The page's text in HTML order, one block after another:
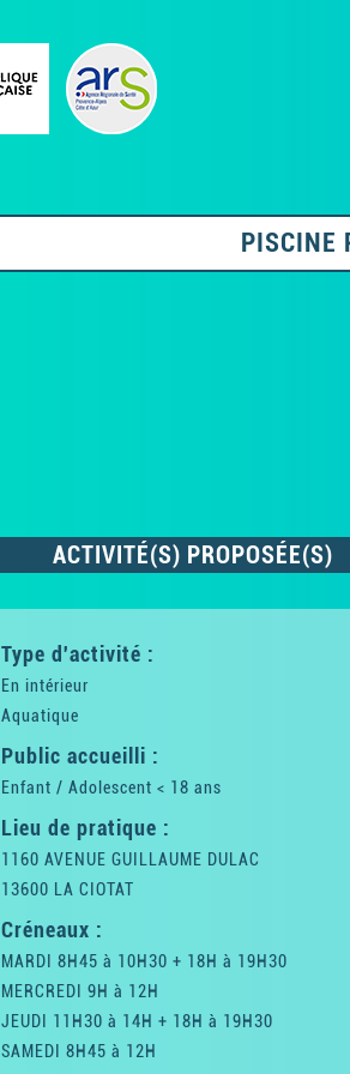
PISCINE
ACTIVITÉ(S) PROPOSÉE(S)
Type d'activité :
En intérieur
Aquatique
Public accueilli :
Enfant / Adolescent < 18 ans
Lieu de pratique :
1160 AVENUE GUILLAUME DULAC
13600 LA CIOTAT
Créneaux :
MARDI 8H45 à 10H30 + 18H à 19H30
MERCREDI 9H à 12H
JEUDI 11H30 à 14H + 18H à 19H30
SAMEDI 8H45 à 12H